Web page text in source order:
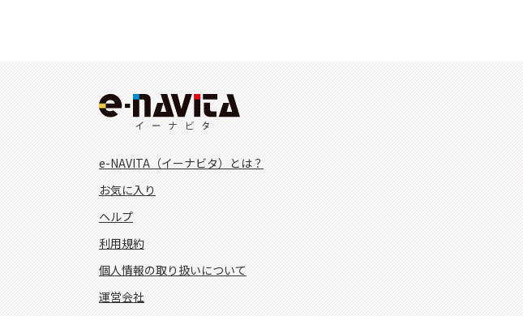
e-NAVITA（イーナビタ）とは？
お気に入り
ヘルプ
利用規約
個人情報の取り扱いについて
運営会社